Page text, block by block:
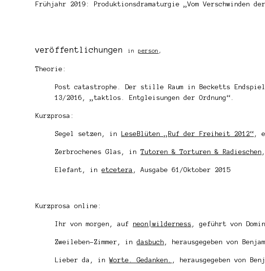
Frühjahr 2019: Produktionsdramaturgie „Vom Verschwinden der
veröffentlichungen in person ,
Theorie:
Post catastrophe. Der stille Raum in Becketts
13/2016, „taktlos. Entgleisungen der Ordnung“.
Kurzprosa:
Segel setzen, in LeseBlüten „Ruf der Freiheit 2012“ ,
Zerbrochenes Glas, in Tutoren & Torturen & Radieschen
Elefant, in etcetera , Ausgabe 61/Oktober 2015
Kurzprosa online:
Ihr von morgen, auf neon|wilderness , geführt von
Zweileben-Zimmer, in dasbuch , herausgegeben von
Lieber da, inWorte. Gedanken. , herausgegeben von